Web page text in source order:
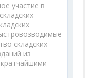
участие в
складских
из